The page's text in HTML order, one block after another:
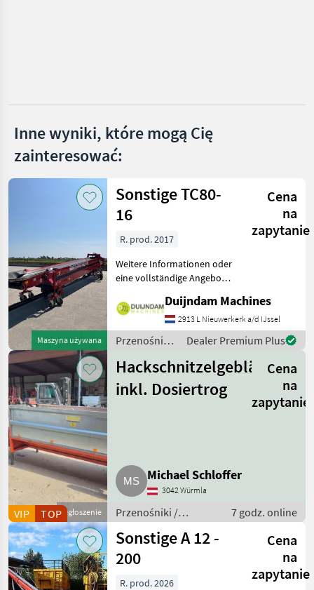
Stöckl
Marketplace
Oferty
dealerów
Ogłoszenia
drobne
Inne wyniki, które mogą Cię
zainteresować:
Maszyna używana
Sonstige TC80-
16
Cena
na
zapytanie
R. prod. 2017
Weitere Informationen oder
eine vollständige Angebot?
schnell an auf unsere
Duijndam Machines
Website! Sie können uns
auch anrufen.Alle zu
Duijndam Machines
2913 L Nieuwerkerk a/d IJssel
Przenośniki
Dealer Premium Plus
Ogłoszenie
VIP TOP
Hackschnitzelgebläse
inkl. Dosiertrog
Cena
na
zapytanie
Michael Schloffer
3042 Würmla
Przenośniki /
Przenośniki
dmuchawe
7 godz. online
Sonstige A 12 -
200
Cena
na
zapytanie
R. prod. 2026